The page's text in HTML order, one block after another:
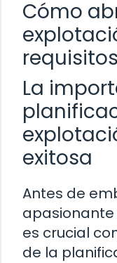
Cómo
La
exitosa
Antes de
es crucial
de la